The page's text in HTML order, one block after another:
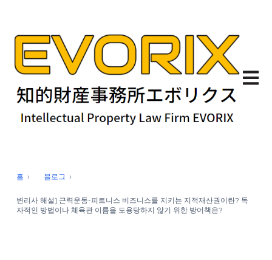
기본
홈 블로그
변리사 해설] 근력운동-피트니스 비즈니스를 지키는 지적재산권이란? 독
자적인 방법이나 체육관 이름을 도용당하지 않기 위한 방어책은?